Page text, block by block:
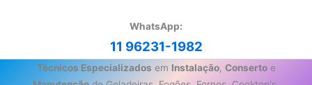
WhatsApp:
11 96231-1982
Técnicos Especializados em Instalação, Consertoe